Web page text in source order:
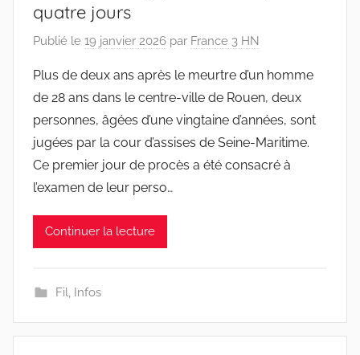
quatre jours
Publié le 19 janvier 2026 par France 3 HN
Plus de deux ans après le meurtre d’un homme
de 28 ans dans le centre-ville de Rouen, deux
personnes, âgées d’une vingtaine d’années, sont
jugées par la cour d’assises de Seine-Maritime.
Ce premier jour de procès a été consacré à
l’examen de leur perso…
Continuer la lecture
Fil Infos